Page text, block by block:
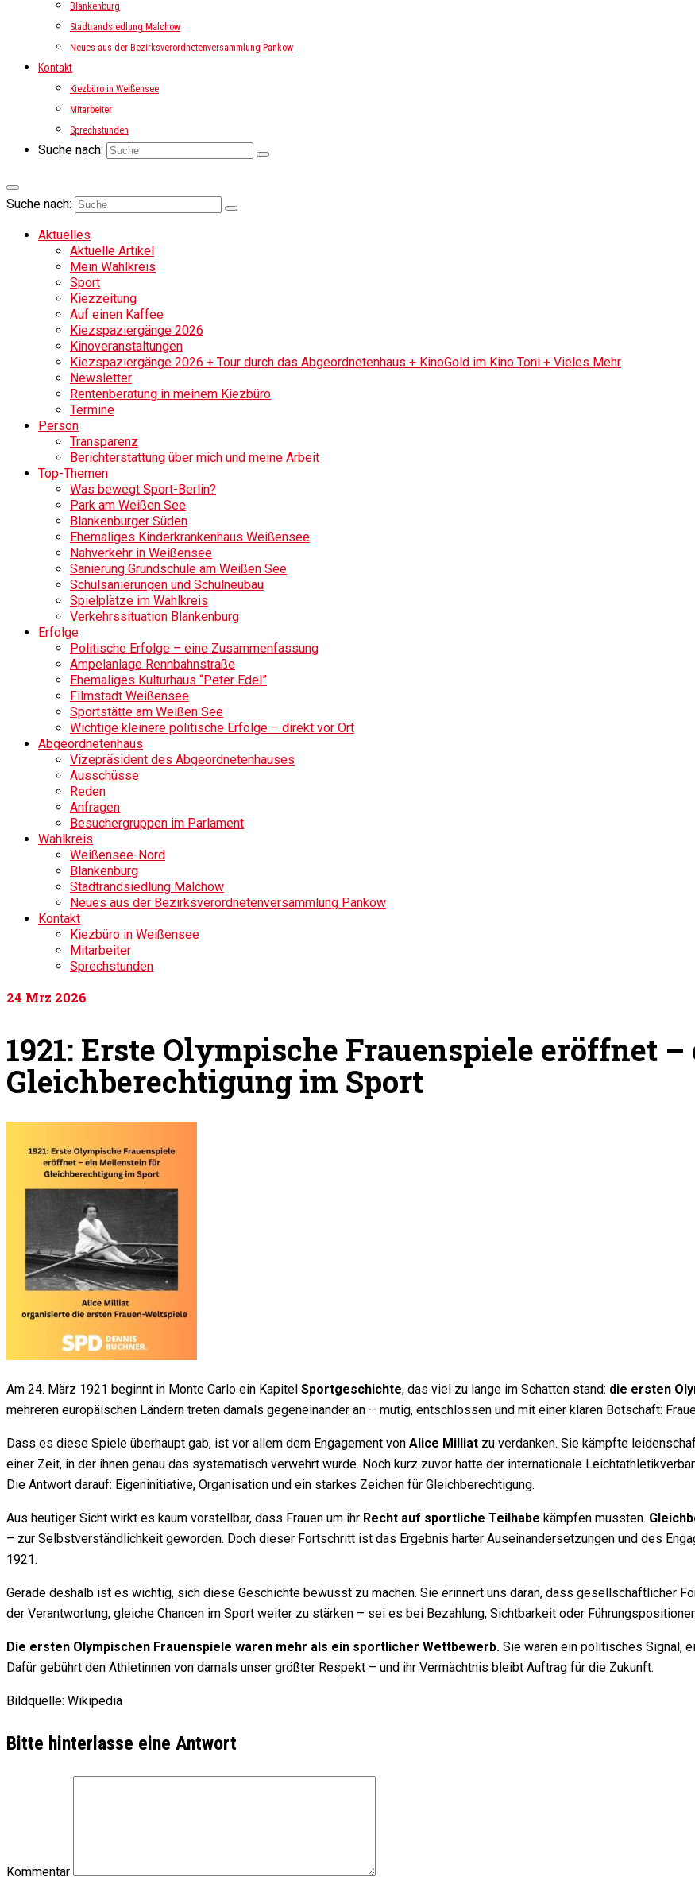
Blankenburg
Stadtrandsiedlung Malchow
Neues aus der Bezirksverordnetenversammlung Pankow
Kontakt
Kiezbüro in Weißensee
Mitarbeiter
Sprechstunden
Suche nach:
Suche nach:
Aktuelles
Aktuelle Artikel
Mein Wahlkreis
Sport
Kiezzeitung
Auf einen Kaffee
Kiezspaziergänge 2026
Kinoveranstaltungen
Kiezspaziergänge 2026 + Tour durch das Abgeordnetenhaus + KinoGold im Kino Toni + Vieles Mehr
Newsletter
Rentenberatung in meinem Kiezbüro
Termine
Person
Transparenz
Berichterstattung über mich und meine Arbeit
Top-Themen
Was bewegt Sport-Berlin?
Park am Weißen See
Blankenburger Süden
Ehemaliges Kinderkrankenhaus Weißensee
Nahverkehr in Weißensee
Sanierung Grundschule am Weißen See
Schulsanierungen und Schulneubau
Spielplätze im Wahlkreis
Verkehrssituation Blankenburg
Erfolge
Politische Erfolge – eine Zusammenfassung
Ampelanlage Rennbahnstraße
Ehemaliges Kulturhaus “Peter Edel”
Filmstadt Weißensee
Sportstätte am Weißen See
Wichtige kleinere politische Erfolge – direkt vor Ort
Abgeordnetenhaus
Vizepräsident des Abgeordnetenhauses
Ausschüsse
Reden
Anfragen
Besuchergruppen im Parlament
Wahlkreis
Weißensee-Nord
Blankenburg
Stadtrandsiedlung Malchow
Neues aus der Bezirksverordnetenversammlung Pankow
Kontakt
Kiezbüro in Weißensee
Mitarbeiter
Sprechstunden
24 Mrz 2026
1921: Erste Olympische Frauenspiele eröffnet
Gleichberechtigung im Sport
Am 24. März 1921 beginnt in Monte Carlo ein Kapitel Sportgeschichte, das viel zu lange im Schatten stand: die ersten
mehreren europäischen Ländern treten damals gegeneinander an – mutig, entschlossen und mit einer klaren Botschaft:
Dass es diese Spiele überhaupt gab, ist vor allem dem Engagement von Alice Milliat zu verdanken. Sie kämpfte
einer Zeit, in der ihnen genau das systematisch verwehrt wurde. Noch kurz zuvor hatte der internationale
Die Antwort darauf: Eigeninitiative, Organisation und ein starkes Zeichen für Gleichberechtigung.
Aus heutiger Sicht wirkt es kaum vorstellbar, dass Frauen um ihr Recht auf sportliche Teilhabe kämpfen mussten.
– zur Selbstverständlichkeit geworden. Doch dieser Fortschritt ist das Ergebnis harter Auseinandersetzungen und des
1921.
Gerade deshalb ist es wichtig, sich diese Geschichte bewusst zu machen. Sie erinnert uns daran, dass gesellschaftlicher
der Verantwortung, gleiche Chancen im Sport weiter zu stärken – sei es bei Bezahlung, Sichtbarkeit oder
Die ersten Olympischen Frauenspiele waren mehr als ein sportlicher Wettbewerb. Sie waren ein politisches Signal,
Dafür gebührt den Athletinnen von damals unser größter Respekt – und ihr Vermächtnis bleibt Auftrag für die Zukunft.
Bildquelle: Wikipedia
Bitte hinterlasse eine Antwort
Kommentar